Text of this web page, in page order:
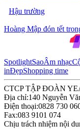
Hậu trường
Hoàng Mập đón tết
SpotlightSaoÂm nhạc
inĐẹpShopping time
CTCP TẬP ĐOÀN
Địa chỉ:140 Nguyễn
Điện thoại:0828 730
Fax:083 9101 074
Chịu trách nhiệm nội